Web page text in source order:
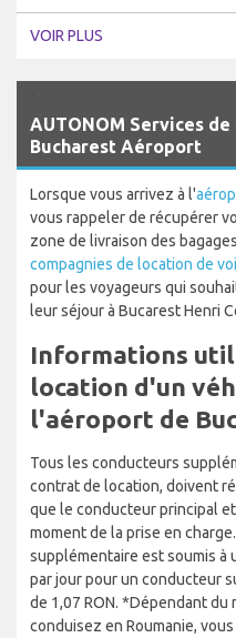
VOIR PLUS
AUTONOM Services
Bucharest Aéroport
Lorsque vous arrivez à l'
vous rappeler de récupérer
zone de livraison des
compagnies de location de
pour les voyageurs qui
leur séjour à Bucarest Henri
Informations
location d'un
l'aéroport de
Tous les conducteurs
contrat de location, doivent
que le conducteur principal
moment de la prise en
supplémentaire est soumis à
par jour pour un conducteur
de 1,07 RON. *Dépendant
conduisez en Roumanie,